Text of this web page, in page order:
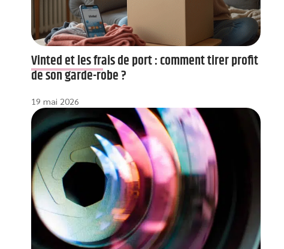
Vinted et les frais de port : comment tirer profit
de son garde-robe ?
19 mai 2026